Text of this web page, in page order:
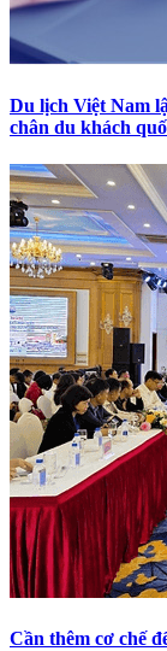
Du lịch Việt Nam
chân du khách
Cần thêm cơ chế